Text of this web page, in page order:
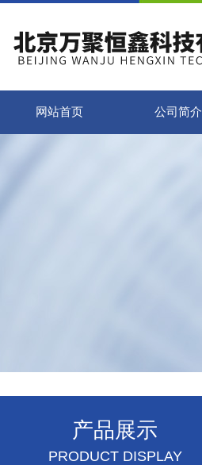
网站首页 公司简介
产品展示
PRODUCT DISPLAY